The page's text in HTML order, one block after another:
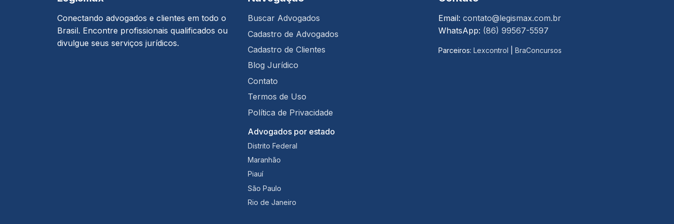
Conectando advogados e clientes em todo o
Brasil. Encontre profissionais qualificados ou
divulgue seus serviços jurídicos.
Buscar Advogados
Cadastro de Advogados
Cadastro de Clientes
Blog Jurídico
Contato
Termos de Uso
Política de Privacidade
Advogados por estado
Distrito Federal
Maranhão
Piauí
São Paulo
Rio de Janeiro
Email: contato@legismax.com.br
WhatsApp: (86) 99567-5597
Parceiros: Lexcontrol BraConcursos